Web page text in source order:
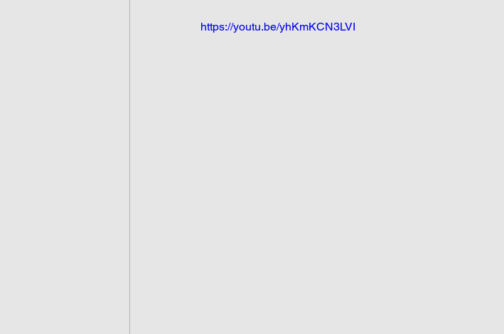
https://youtu.be/yhKmKCN3LVI